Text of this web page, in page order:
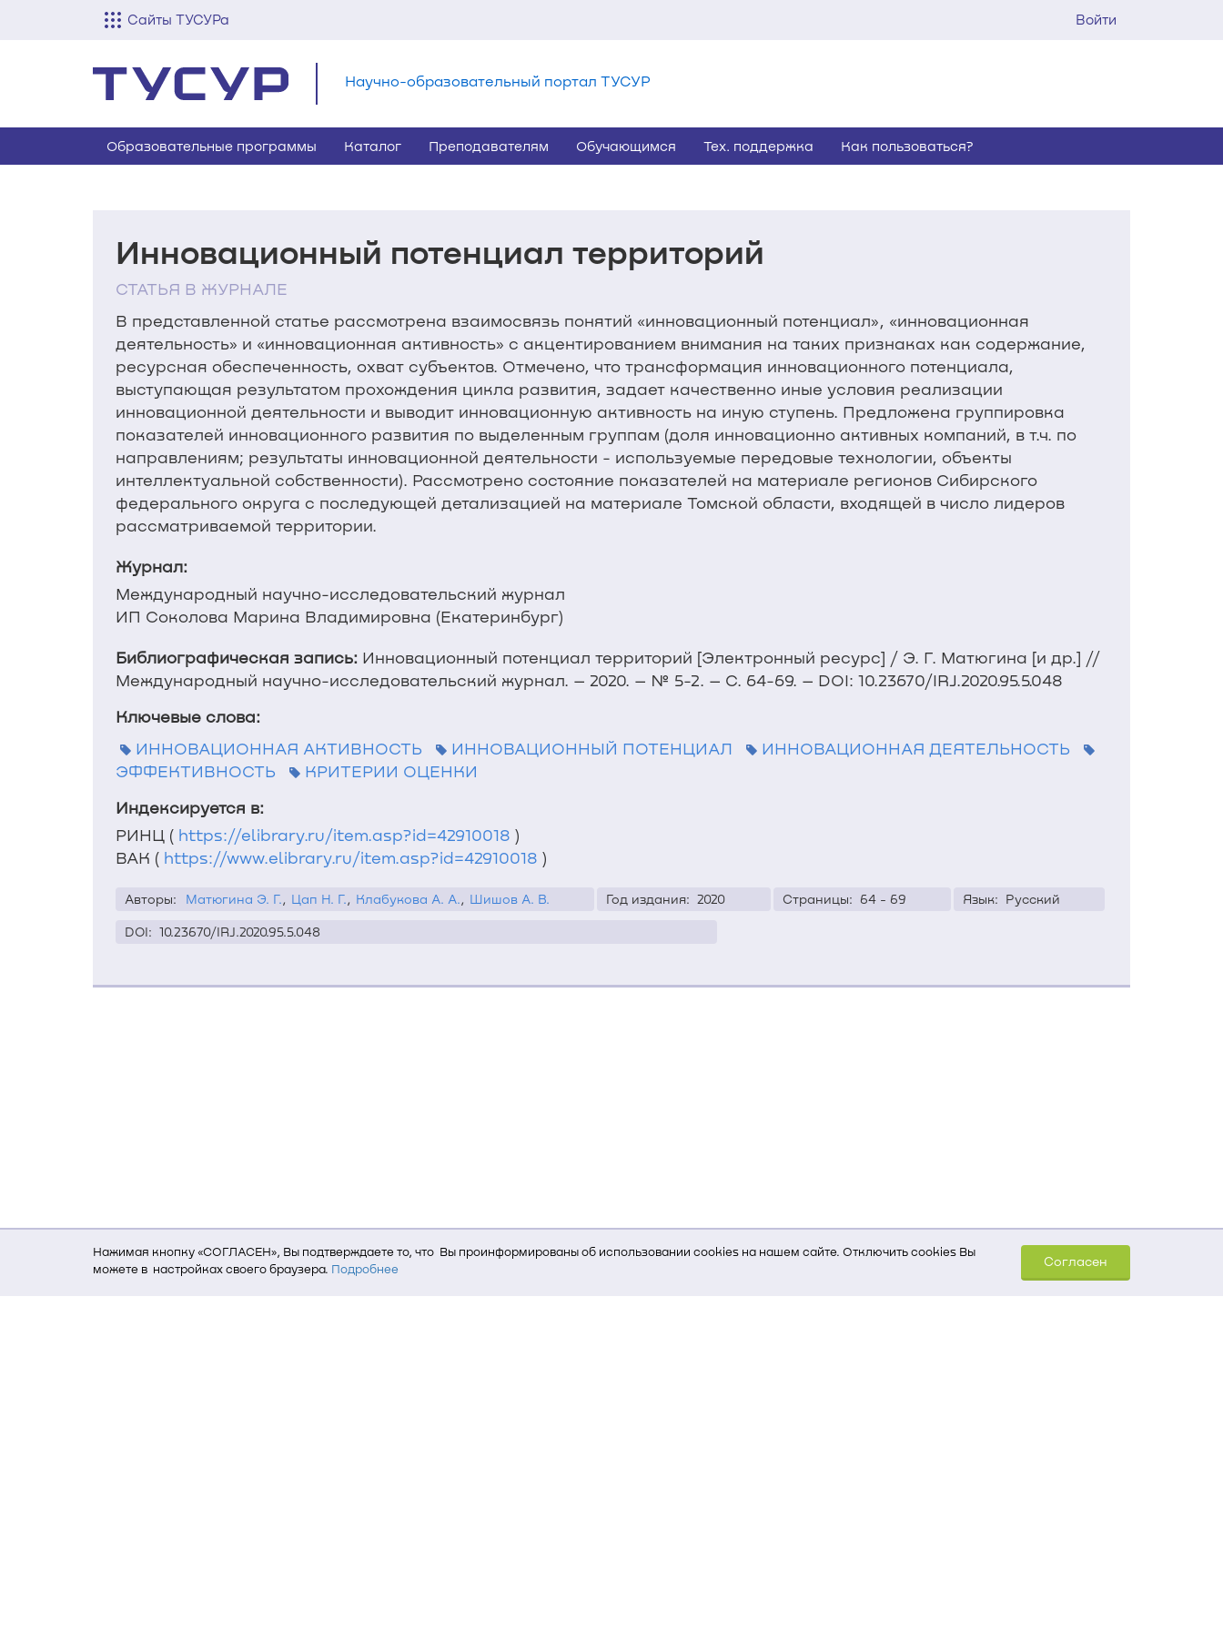
Сайты ТУСУРа Войти
Научно-образовательный портал ТУСУР
Образовательные программы Каталог Преподавателям Обучающимся Тех. поддержка Как пользоваться?
Нажимая кнопку «СОГЛАСЕН», Вы подтверждаете то, что Вы проинформированы об использовании cookies на нашем сайте. Отключить cookies Вы
можете в настройках своего браузера. Подробнее
Согласен
Инновационный потенциал территорий
СТАТЬЯ В ЖУРНАЛЕ
В представленной статье рассмотрена взаимосвязь понятий «инновационный потенциал», «инновационная
деятельность» и «инновационная активность» с акцентированием внимания на таких признаках как содержание,
ресурсная обеспеченность, охват субъектов. Отмечено, что трансформация инновационного потенциала,
выступающая результатом прохождения цикла развития, задает качественно иные условия реализации
инновационной деятельности и выводит инновационную активность на иную ступень. Предложена группировка
показателей инновационного развития по выделенным группам (доля инновационно активных компаний, в т.ч. по
направлениям; результаты инновационной деятельности - используемые передовые технологии, объекты
интеллектуальной собственности). Рассмотрено состояние показателей на материале регионов Сибирского
федерального округа с последующей детализацией на материале Томской области, входящей в число лидеров
рассматриваемой территории.
Журнал:
Международный научно-исследовательский журнал
ИП Соколова Марина Владимировна (Екатеринбург)
Библиографическая запись: Инновационный потенциал территорий [Электронный ресурс] / Э. Г. Матюгина [и др.] //
Международный научно-исследовательский журнал. – 2020. – № 5-2. – С. 64-69. – DOI: 10.23670/IRJ.2020.95.5.048
Ключевые слова:
ИННОВАЦИОННАЯ АКТИВНОСТЬ
ИННОВАЦИОННЫЙ ПОТЕНЦИАЛ
ИННОВАЦИОННАЯ ДЕЯТЕЛЬНОСТЬ
ЭФФЕКТИВНОСТЬ
КРИТЕРИИ ОЦЕНКИ
Индексируется в:
РИНЦ ( https://elibrary.ru/item.asp?id=42910018 )
ВАК ( https://www.elibrary.ru/item.asp?id=42910018 )
Авторы: Матюгина Э. Г., Цап Н. Г., Клабукова А. А., Шишов А. В. Год издания: 2020 Страницы: 64 - 69 Язык: Русский
DOI: 10.23670/IRJ.2020.95.5.048